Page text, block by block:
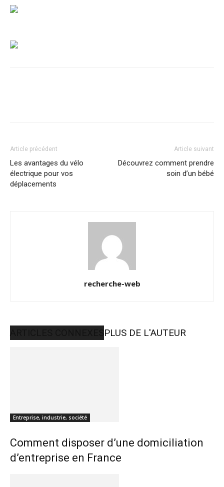
Article précédent
Les avantages du vélo
électrique pour vos
déplacements
Article suivant
Découvrez comment prendre
soin d’un bébé
recherche-web
PLUS DE L'AUTEUR
Entreprise, industrie, société
Comment disposer d’une domiciliation
d’entreprise en France